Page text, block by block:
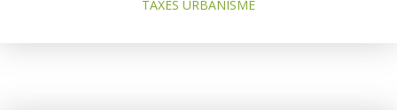
TAXES URBANISME